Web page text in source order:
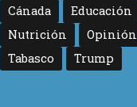
Cánada
Educación
Nutrición
Opinión
Tabasco
Trump